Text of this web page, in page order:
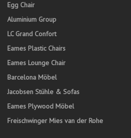
Egg Chair
Aluminium Group
LC Grand Confort
Eames Plastic Chairs
Eames Lounge Chair
Barcelona Möbel
Jacobsen Stühle & Sofas
Eames Plywood Möbel
Freischwinger Mies van der Rohe